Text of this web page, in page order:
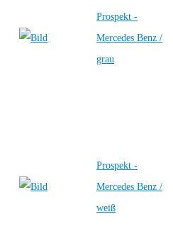
Prospekt -
Mercedes Benz /
grau
Prospekt -
Mercedes Benz /
weiß